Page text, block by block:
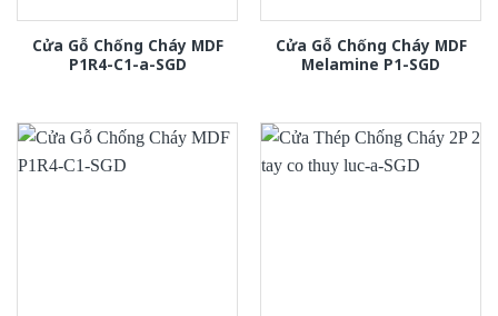
Cửa Gỗ Chống Cháy MDF
P1R4-C1-a-SGD
Cửa Gỗ Chống Cháy MDF
Melamine P1-SGD